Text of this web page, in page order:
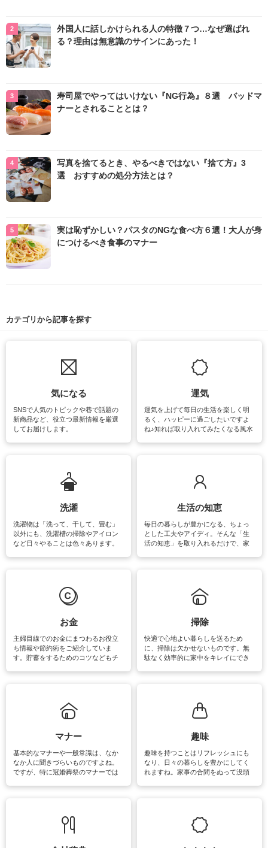
外国人に話しかけられる人の特徴７つ…なぜ選ばれ
る？理由は無意識のサインにあった！
寿司屋でやってはいけない『NG行為』８選 バッドマ
ナーとされることとは？
写真を捨てるとき、やるべきではない『捨て方』3
選 おすすめの処分方法とは？
実は恥ずかしい？パスタのNGな食べ方６選！大人が身
につけるべき食事のマナー
カテゴリから記事を探す
気になる
SNSで人気のトピックや巷で話題の
新商品など、役立つ最新情報を厳選
してお届けします。
運気
運気を上げて毎日の生活を楽しく明
るく、ハッピーに過ごしたいですよ
ね♪知れば取り入れてみたくなる風水
洗濯
洗濯物は「洗って、干して、畳む」
以外にも、洗濯槽の掃除やアイロン
など日々やることは色々あります。
マットなどの大きな洗濯物も、正し
い洗い方をすれば自宅で洗うことが
報やお悩み解消のための情報をご紹
生活の知恵
毎日の暮らしが豊かになる、ちょっ
とした工夫やアイディ。そんな「生
活の知恵」を取り入れるだけで、家
お金
主婦目線でのお金にまつわるお役立
ち情報や節約術をご紹介していま
す。貯蓄をするためのコツなどもチ
掃除
快適で心地よい暮らしを送るため
に、掃除は欠かせないものです。無
駄なく効率的に家中をキレイにでき
るお悩みを解消できるお役立ち情報
がたくさんあります。
マナー
基本的なマナーや一般常識は、なか
なか人に聞きづらいものですよね。
ですが、特に冠婚葬祭のマナーでは
趣味
趣味を持つことはリフレッシュにも
なり、日々の暮らしを豊かにしてく
れますね。家事の合間をぬって没頭
楽しめそうな趣味に関する情報をご
紹介しています。